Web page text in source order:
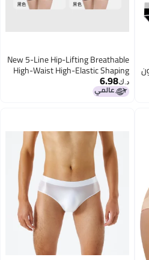
New 5-Line Hip-Lifting Breathable
High-Waist High-Elastic Shaping
Pants No-Mark Anti-Roll
Pressurized Flat-Angle Belly-
د.ك‏6.98